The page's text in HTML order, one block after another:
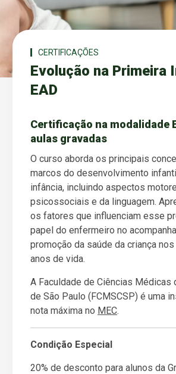
CERTIFICAÇÕES
Evolução na Primeira
EAD
Certificação na modalidade
aulas gravadas
O curso aborda os principais
marcos do desenvolvimento
infância, incluindo aspectos
psicossociais e da linguagem.
os fatores que influenciam esse
papel do enfermeiro no
promoção da saúde da criança
anos de vida.
A Faculdade de Ciências Médicas
de São Paulo (FCMSCSP) é uma
nota máxima no MEC.
Condição Especial
20% de desconto para alunos da